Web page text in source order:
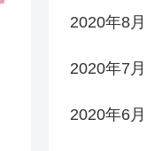
2020年8月
2020年7月
2020年6月